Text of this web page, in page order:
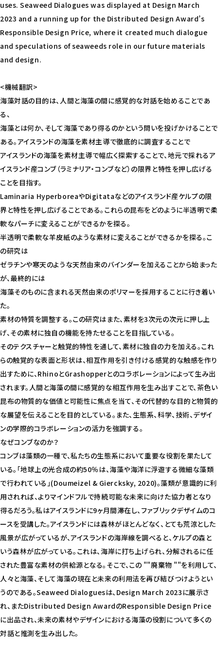
uses. Seaweed Dialogues was displayed at Design March
2023 and a running up for the Distributed Design Award’s
Responsible Design Price, where it created much dialogue
and speculations of seaweeds role in our future materials
and design.
<機械翻訳>
海藻対話の目的は、人間と海藻の間に感覚的な対話を始めることであ
る、
海藻とは何か、そして海藻であり得るのかという問いを投げかけることで
ある。アイスランドの海藻を素材主導で徹底的に調査することで
アイスランドの海藻を素材主導で幅広く探索することで、地元で採れるア
イスランド産コンブ（ラミナリア・コンブなど）の限界と特性を押し広げる
ことを目指す。
Laminaria HyperboreaやDigitataなどのアイスランド産ケルプの限
界と特性を押し広げることである。これらの昆布をどのように半透明で柔
軟なパーチに変えることができるかを探る。
半透明で柔軟な羊皮紙のような素材に変えることができるかを探る。こ
の研究は
ゼラチンや寒天のような天然由来のバインダーを加えることから始まった
が、最終的には
海藻そのものに含まれる天然由来のポリマーを採用することに行き着い
た。
素材の特質を調整する。この研究はまた、素材を3次元の次元に押し上
げ、その素材に独自の機能を持たせることを目指している。
そのテクスチャーと触覚的特性を通して、素材に独自の力を加える。これ
らの触覚的な表面と形状は、相互作用を引き付ける感覚的な触感を作り
出すために、RhinoとGrashopperとのコラボレーションによって生み出
されます。人間と海藻の間に感覚的な相互作用を生み出すことで、茶色い
昆布の物質的な価値と可能性に焦点を当て、その代替的な目的と物質的
な展望を伝えることを目的としている。また、生態系、科学、技術、デザイ
ンの学際的コラボレーションの活力を強調する。
なぜコンブなのか？
コンブは藻類の一種で、私たちの生態系において重要な役割を果たして
いる。「地球上の光合成の約50％は、海藻や海洋に浮遊する微細な藻類
で行われている」(Doumeizel & Giercksky, 2020)。藻類が意識的に利
用されれば、よりマインドフルで持続可能な未来に向けた協力者となり
得るだろう。私はアイスランドに9ヶ月間滞在し、ファブリックデザイムのコ
ースを受講した。アイスランドには森林がほとんどなく、とても荒涼とした
風景が広がっているが、アイスランドの海岸線を調べると、ケルプの森と
いう森林が広がっている。これは、海岸に打ち上げられ、分解されるに任
された豊富な素材の供給源となる。そこで、この ""廃棄物 ""を利用して、
人々と海藻、そして海藻の現在と未来の利用法を再び結びつけようとい
うのである。Seaweed Dialoguesは、Design March 2023に展示さ
れ、またDistributed Design AwardのResponsible Design Price
に出品され、未来の素材やデザインにおける海藻の役割について多くの
対話と推測を生み出した。